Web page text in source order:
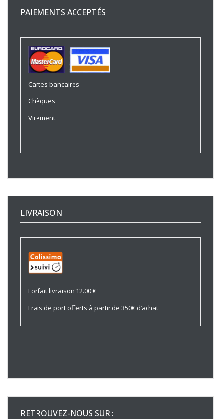
PAIEMENTS ACCEPTÉS
Cartes bancaires
Chèques
Virement
LIVRAISON
Forfait livraison 12.00 €
Frais de port offerts à partir de 350€ d’achat
RETROUVEZ-NOUS SUR :